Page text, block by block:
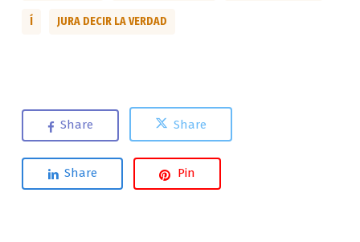
Í JURA DECIR LA VERDAD
Share Share
Share Pin